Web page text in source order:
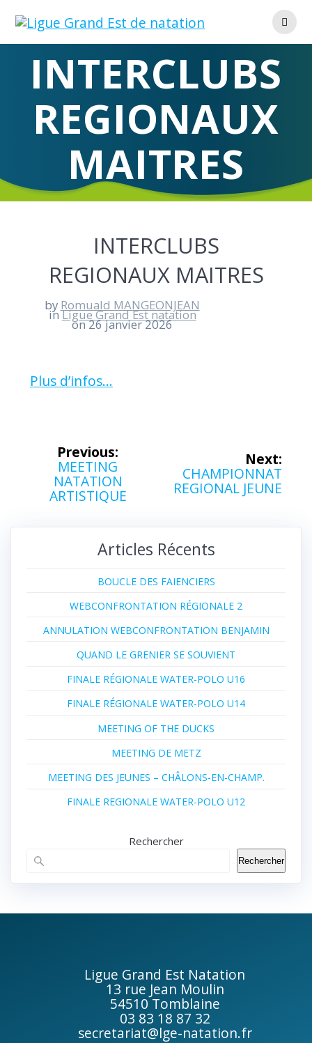
to
INTERCLUBS
REGIONAUX
MAITRES
INTERCLUBS
REGIONAUX MAITRES
by Romuald MANGEONJEAN
inLigue Grand Est natation
on 26 janvier 2026
Plus d’infos…
Navigation
l’article
Previous:
Previous
post:
MEETING
NATATION
ARTISTIQUE
Next:
Next
post:
CHAMPIONNAT
REGIONAL JEUNE
Articles Récents
BOUCLE DES FAIENCIERS
WEBCONFRONTATION RÉGIONALE 2
ANNULATION WEBCONFRONTATION BENJAMIN
QUAND LE GRENIER SE SOUVIENT
FINALE RÉGIONALE WATER-POLO U16
FINALE RÉGIONALE WATER-POLO U14
MEETING OF THE DUCKS
MEETING DE METZ
MEETING DES JEUNES – CHÂLONS-EN-CHAMP.
FINALE REGIONALE WATER-POLO U12
Rechercher
Rechercher
Ligue Grand Est Natation
13 rue Jean Moulin
54510 Tomblaine
03 83 18 87 32
secretariat@lge-natation.fr